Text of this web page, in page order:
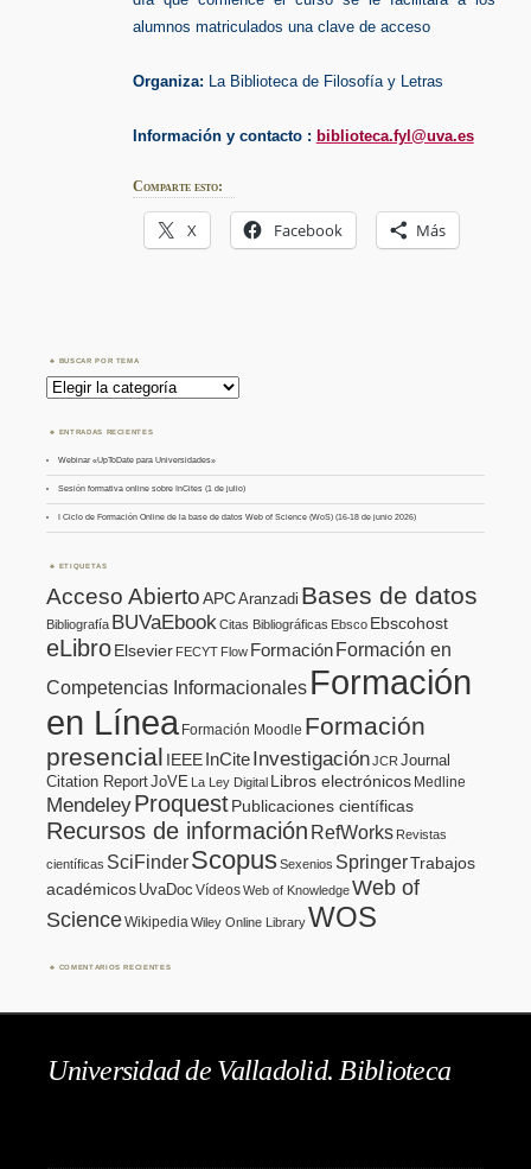
alumnos matriculados una clave de acceso
Organiza: La Biblioteca de Filosofía y Letras
Información y contacto : biblioteca.fyl@uva.es
Comparte esto:
X Facebook Más
BUSCAR POR TEMA
Buscar
por
Tema
ENTRADAS RECIENTES
Webinar «UpToDate para Universidades»
Sesión formativa online sobre InCites (1 de julio)
I Ciclo de Formación Online de la base de datos Web of Science (WoS) (16-18 de junio 2026)
ETIQUETAS
Acceso AbiertoAPCAranzadi Bases de datos
Bibliografía BUVaEbook Citas Bibliográficas Ebsco Ebscohost
eLibroElsevier FECYT Flow FormaciónFormación en
Competencias Informacionales Formación
en Línea Formación Moodle Formación
presencial IEEE InCiteInvestigaciónJCR Journal
Citation ReportJoVE La Ley Digital Libros electrónicos Medline
MendeleyProquestPublicaciones científicas
Recursos de información RefWorks Revistas
científicas SciFinderScopusSexenios SpringerTrabajos
académicos UvaDoc VídeosWeb of KnowledgeWeb of
ScienceWikipedia Wiley Online LibraryWOS
COMENTARIOS RECIENTES
Universidad de Valladolid. Biblioteca